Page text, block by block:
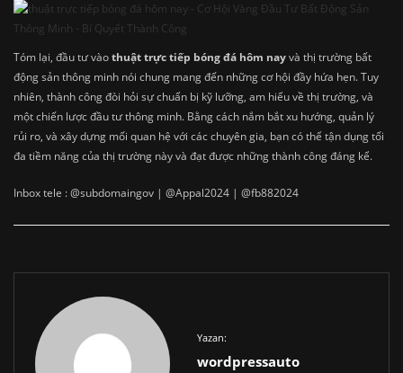
Tóm lại, đầu tư vàothuật trực tiếp bóng đá hôm nayvà thị trường bất
động sản thông minh nói chung mang đến những cơ hội đầy hứa hẹn. Tuy
nhiên, thành công đòi hỏi sự chuẩn bị kỹ lưỡng, am hiểu về thị trường, và
một chiến lược đầu tư thông minh. Bằng cách nắm bắt xu hướng, quản lý
rủi ro, và xây dựng mối quan hệ với các chuyên gia, bạn có thể tận dụng tối
đa tiềm năng của thị trường này và đạt được những thành công đáng kể.
Inbox tele : @subdomaingov | @Appal2024 | @fb882024
Yazan:
wordpressauto